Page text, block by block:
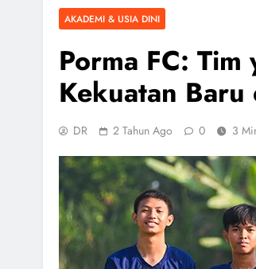
AKADEMI & USIA DINI
Porma FC:
Kekuatan Baru
DR 2 Tahun Ago 0 3